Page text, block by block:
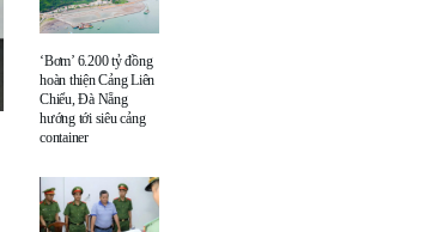
‘Bơm’ 6.200 tỷ đồng
hoàn thiện Cảng Liên
Chiểu, Đà Nẵng
hướng tới siêu cảng
container